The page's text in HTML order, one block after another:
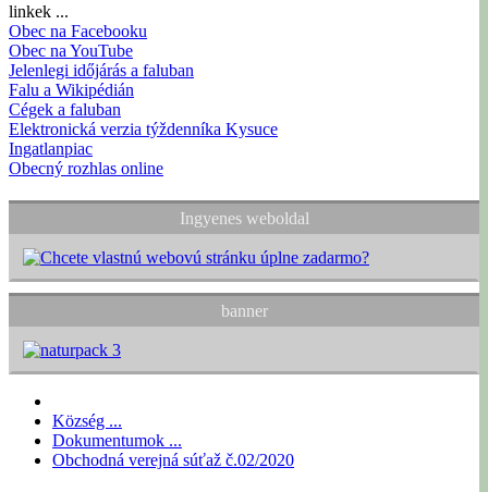
linkek ...
Obec na Facebooku
Obec na YouTube
Jelenlegi időjárás a faluban
Falu a Wikipédián
Cégek a faluban
Elektronická verzia týždenníka Kysuce
Ingatlanpiac
Obecný rozhlas online
Ingyenes weboldal
banner
Község ...
Dokumentumok ...
Obchodná verejná súťaž č.02/2020